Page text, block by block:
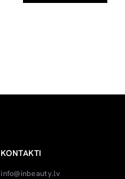
KONTAKTI
info@inbeauty.lv